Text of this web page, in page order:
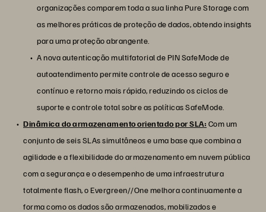
organizações comparem toda a sua linha Pure Storage com
as melhores práticas de proteção de dados, obtendo insights
para uma proteção abrangente.
A nova autenticação multifatorial de PIN SafeMode de
autoatendimento permite controle de acesso seguro e
contínuo e retorno mais rápido, reduzindo os ciclos de
suporte e controle total sobre as políticas SafeMode.
Dinâmica do armazenamento orientado por SLA: Com um
conjunto de seis SLAs simultâneos e uma base que combina a
agilidade e a flexibilidade do armazenamento em nuvem pública
com a segurança e o desempenho de uma infraestrutura
totalmente flash, o Evergreen//One melhora continuamente a
forma como os dados são armazenados, mobilizados e